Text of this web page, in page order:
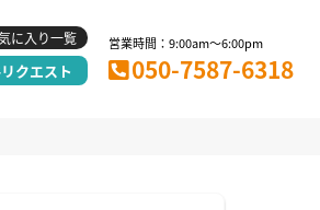
に入り一覧
クエスト
営業時間：9:00am～6:00pm
050-7587-6318